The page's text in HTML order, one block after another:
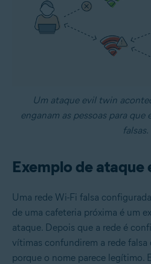
Um ataque evil twin
enganam as pessoas para que
falsas.
Exemplo de ataque
Uma rede Wi-Fi falsa
de uma cafeteria próxima é um
ataque. Depois que a rede é
vítimas confundirem a rede falsa
porque o nome parece legítimo.